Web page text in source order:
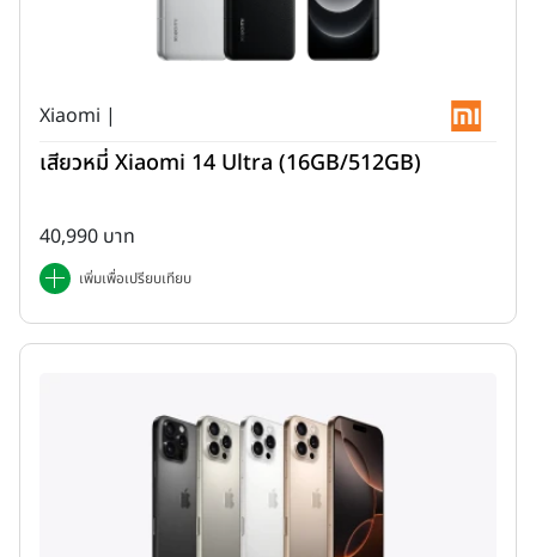
Xiaomi |
เสียวหมี่ Xiaomi 14 Ultra (16GB/512GB)
40,990 บาท
เพิ่มเพื่อเปรียบเทียบ